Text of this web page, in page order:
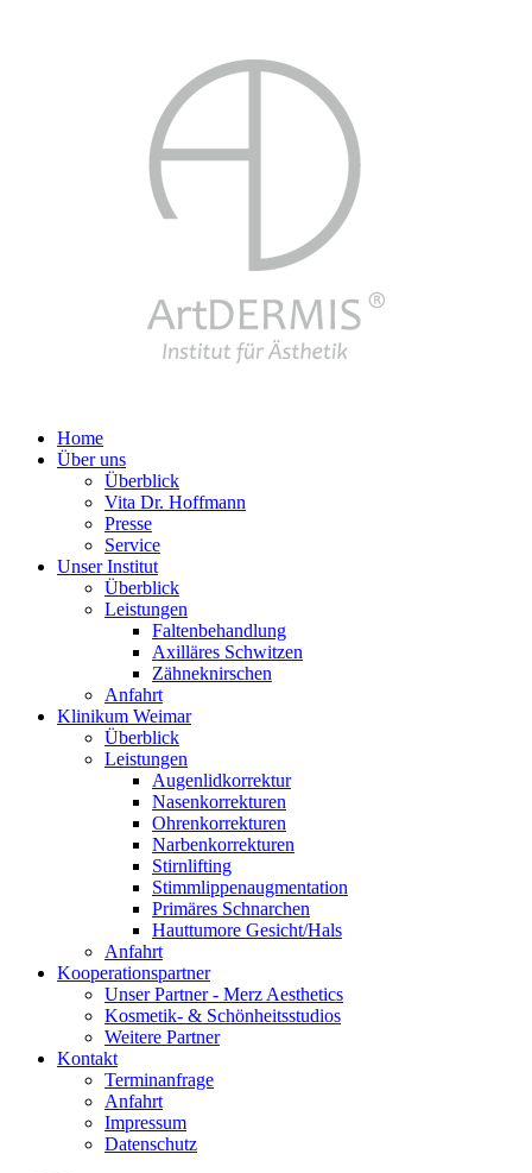
Home
Über uns
Überblick
Vita Dr. Hoffmann
Presse
Service
Unser Institut
Überblick
Leistungen
Faltenbehandlung
Axilläres Schwitzen
Zähneknirschen
Anfahrt
Klinikum Weimar
Überblick
Leistungen
Augenlidkorrektur
Nasenkorrekturen
Ohrenkorrekturen
Narbenkorrekturen
Stirnlifting
Stimmlippenaugmentation
Primäres Schnarchen
Hauttumore Gesicht/Hals
Anfahrt
Kooperationspartner
Unser Partner - Merz Aesthetics
Kosmetik- & Schönheitsstudios
Weitere Partner
Kontakt
Terminanfrage
Anfahrt
Impressum
Datenschutz